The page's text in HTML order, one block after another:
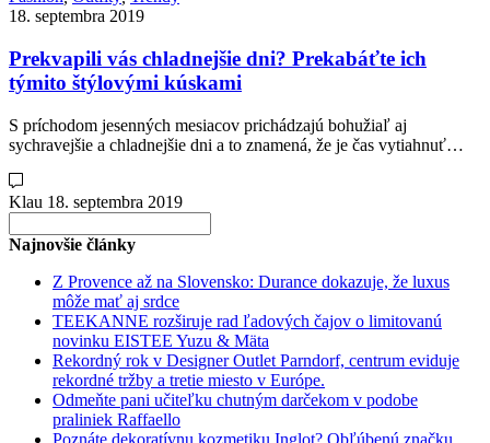
18. septembra 2019
Prekvapili vás chladnejšie dni? Prekabáťte ich
týmito štýlovými kúskami
S príchodom jesenných mesiacov prichádzajú bohužiaľ aj
sychravejšie a chladnejšie dni a to znamená, že je čas vytiahnuť…
Klau 18. septembra 2019
for:
Najnovšie články
Z Provence až na Slovensko: Durance dokazuje, že luxus
môže mať aj srdce
TEEKANNE rozširuje rad ľadových čajov o limitovanú
novinku EISTEE Yuzu & Mäta
Rekordný rok v Designer Outlet Parndorf, centrum eviduje
rekordné tržby a tretie miesto v Európe.
Odmeňte pani učiteľku chutným darčekom v podobe
praliniek Raffaello
Poznáte dekoratívnu kozmetiku Inglot? Obľúbenú značku